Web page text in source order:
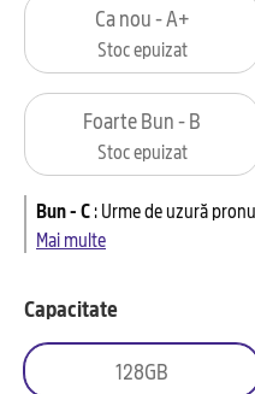
Ca nou - A+
Stoc epuizat
Foarte Bun - B
Stoc epuizat
Bun - C:Urme de uzură
Mai multe
Capacitate
128GB